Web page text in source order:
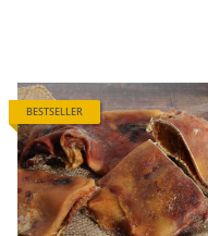
BESTSELLER